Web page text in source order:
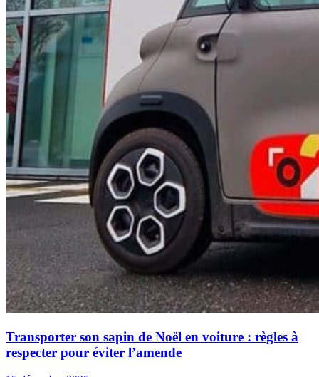
Transporter son sapin de Noël en voiture : règles à
respecter pour éviter l’amende